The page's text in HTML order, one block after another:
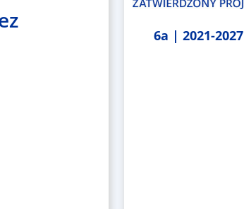
6a | 2021-2027